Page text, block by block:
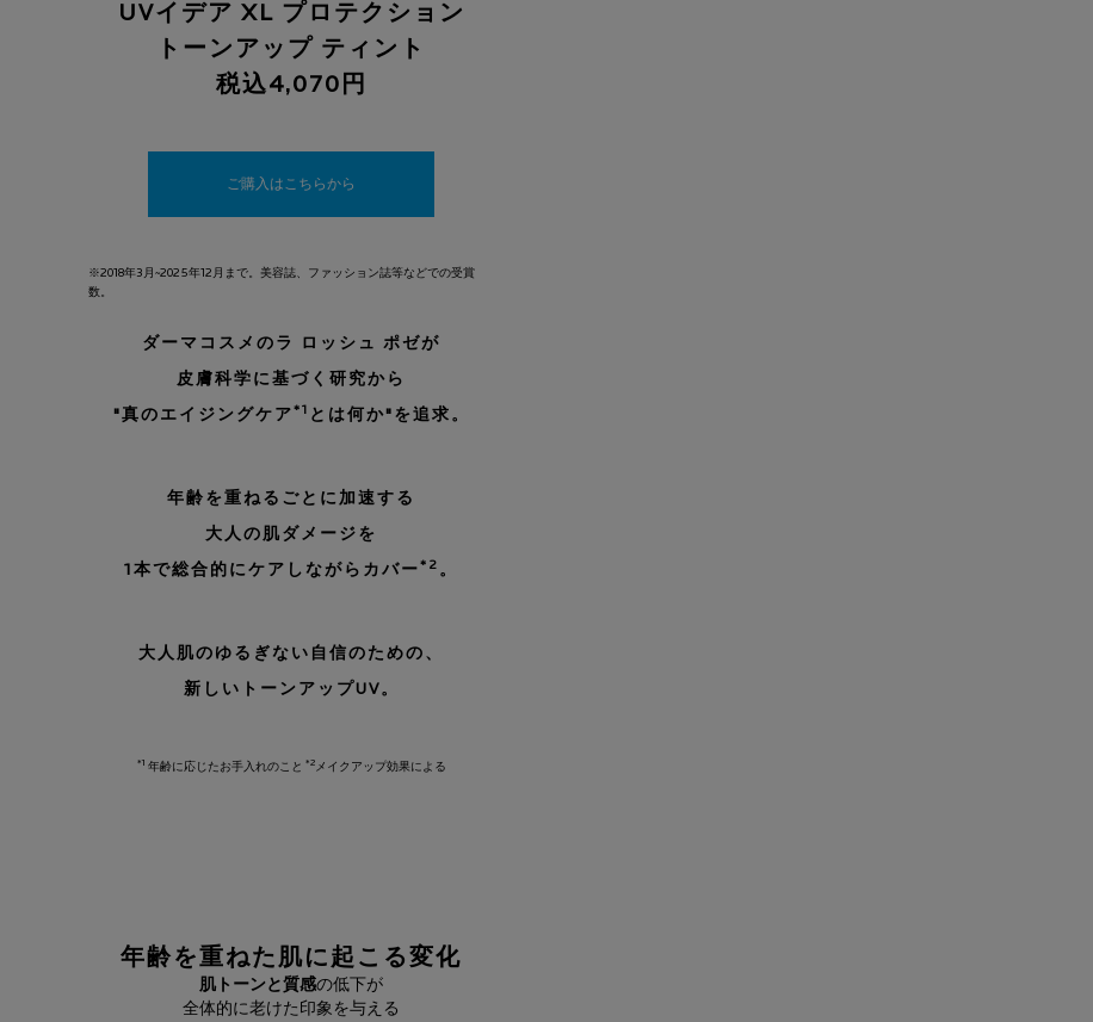
UVイデア XL プロテクション
トーンアップ ティント
税込4,070円
ご購入はこちらから
※2018年3月~2025年12月まで。美容誌、ファッション誌等などでの受賞
数。
ダーマコスメのラ ロッシュ ポゼが
皮膚科学に基づく研究から
"真のエイジングケア*1 とは何か"を追求。
年齢を重ねるごとに加速する
大人の肌ダメージを
1本で総合的にケアしながらカバー*2 。
大人肌のゆるぎない自信のための、
新しいトーンアップUV。
*1 年齢に応じたお手入れのこと *2メイクアップ効果による
年齢を重ねた肌に起こる変化
肌トーンと質感の低下が
全体的に老けた印象を与える